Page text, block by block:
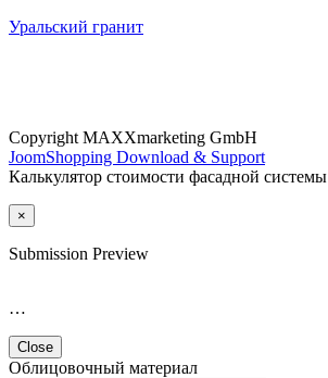
Уральский гранит
Copyright MAXXmarketing GmbH
JoomShopping Download & Support
Калькулятор стоимости фасадной системы
×
Submission Preview
…
Close
Облицовочный материал